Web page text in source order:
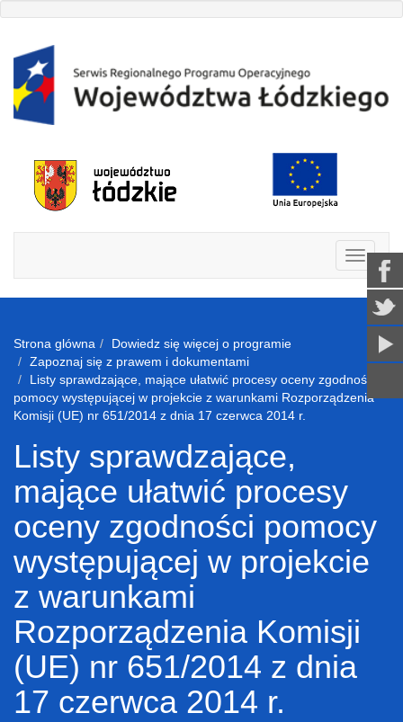
Strona glówna
Dowiedz się więcej o programie
Zapoznaj się z prawem i dokumentami
Listy sprawdzające, mające ułatwić procesy oceny zgodności
pomocy występującej w projekcie z warunkami Rozporządzenia
Komisji (UE) nr 651/2014 z dnia 17 czerwca 2014 r.
Listy sprawdzające,
mające ułatwić procesy
oceny zgodności pomocy
występującej w projekcie
z warunkami
Rozporządzenia Komisji
(UE) nr 651/2014 z dnia
17 czerwca 2014 r.